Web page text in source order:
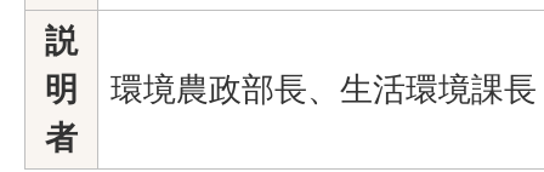
説
明
者
環境農政部長、生活環境課長